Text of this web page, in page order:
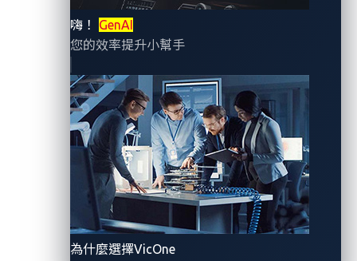
嗨！ GenAI
您的效率提升小幫手
為什麼選擇VicOne
誠邀安全研究人員與汽車產業人士共聚一堂，共同
(主辦： RX Japan)
2026年1月21日至23日